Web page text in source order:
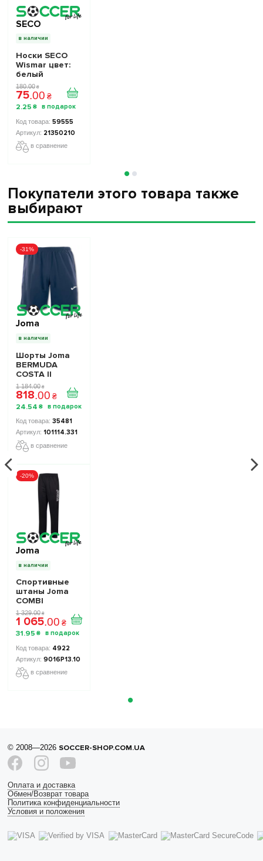
SECO
в наличии
Носки SECO
Wismar цвет:
белый
180.00 ₴
75.00 ₴
2.25 ₴
59555
21350210
в сравнение
Покупатели этого товара также
выбирают
-31%
Joma
в наличии
Шорты Joma
BERMUDA
COSTA II
MARINO
101114.331 цвет:
темно-синий
1 184.00 ₴
818.00 ₴
24.54 ₴
35481
101114.331
в сравнение
-20%
Joma
в наличии
Спортивные
штаны Joma
COMBI
9016P13.10
черные
1 329.00 ₴
1 065.00 ₴
31.95 ₴
4922
9016P13.10
в сравнение
© 2008—2026 SOCCER-SHOP.COM.UA
Оплата и доставка
Обмен/Возврат товара
Политика конфиденциальности
Условия и положения